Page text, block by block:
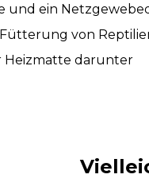
und ein
Fütterung von
Heizmatte darunter